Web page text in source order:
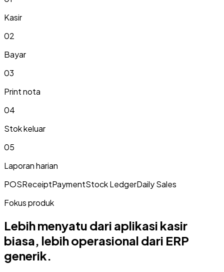
Kasir
02
Bayar
03
Print nota
04
Stok keluar
05
Laporan harian
POSReceiptPaymentStock LedgerDaily Sales
Fokus produk
Lebih menyatu dari aplikasi kasir
biasa, lebih operasional dari ERP
generik.